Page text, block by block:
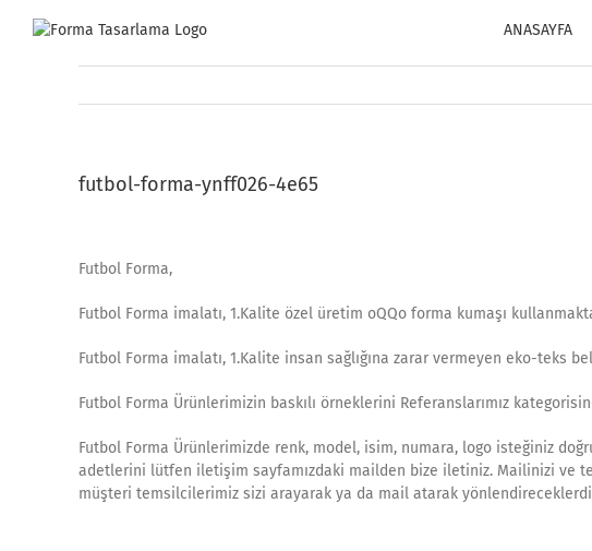
ANASAYFA
futbol-forma-ynff026-4e65
Futbol Forma,
Futbol Forma imalatı, 1.Kalite özel üretim oQQo forma kumaşı
Futbol Forma imalatı, 1.Kalite insan sağlığına zarar vermeyen eko-teks
Futbol Forma Ürünlerimizin baskılı örneklerini Referanslarımız
Futbol Forma Ürünlerimizde renk, model, isim, numara, logo isteğiniz
adetlerini lütfen iletişim sayfamızdaki mailden bize iletiniz. Mailinizi ve
müşteri temsilcilerimiz sizi arayarak ya da mail atarak yönlendireceklerdir.